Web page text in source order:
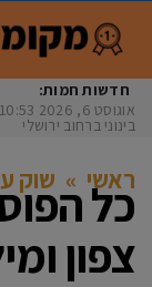
חדשות חמות:
אוגוסט 6, 2026
10:53 am
בינוני ברחוב ירושלים
ראשי » שוק כל
צפון